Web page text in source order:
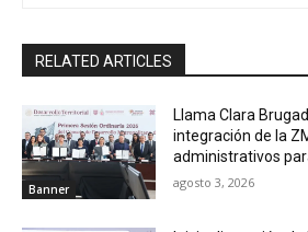
RELATED ARTICLES
Banner
Llama Clara
integración de la
administrativos
agosto 3, 2026